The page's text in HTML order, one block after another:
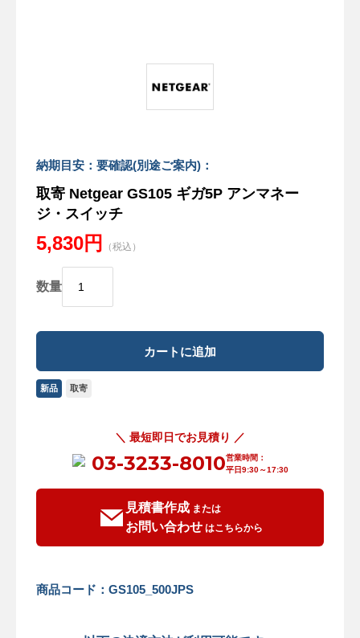
納期目安：要確認(別途ご案内)：
取寄 Netgear GS105 ギガ5P アンマネー
ジ・スイッチ
5,830円 （税込）
数量
新品 取寄
＼ 最短即日でお見積り ／
03-3233-8010営業時間：
平日9:30～17:30
見積書作成または
お問い合わせはこちらから
商品コード：GS105_500JPS